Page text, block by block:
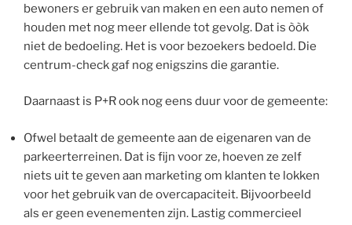
bewoners er gebruik van maken en een auto nemen of
houden met nog meer ellende tot gevolg. Dat is òòk
niet de bedoeling. Het is voor bezoekers bedoeld. Die
centrum-check gaf nog enigszins die garantie.
Daarnaast is P+R ook nog eens duur voor de gemeente:
Ofwel betaalt de gemeente aan de eigenaren van de
parkeerterreinen. Dat is fijn voor ze, hoeven ze zelf
niets uit te geven aan marketing om klanten te lokken
voor het gebruik van de overcapaciteit. Bijvoorbeeld
als er geen evenementen zijn. Lastig commercieel